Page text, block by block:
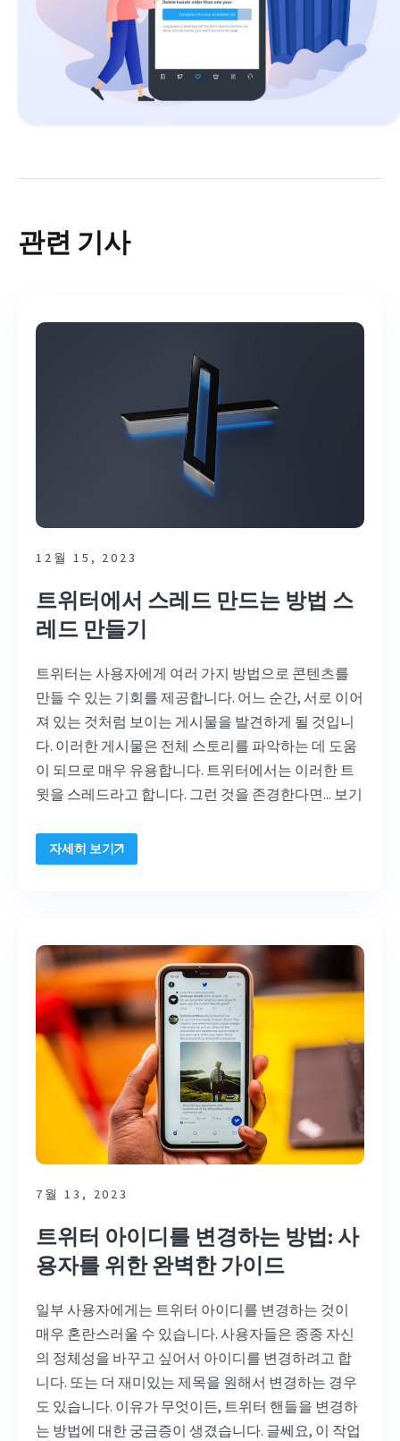
관련 기사
12월 15, 2023
트위터에서 스레드 만드는 방법 스
레드 만들기
트위터는 사용자에게 여러 가지 방법으로 콘텐츠를
만들 수 있는 기회를 제공합니다. 어느 순간, 서로 이어
져 있는 것처럼 보이는 게시물을 발견하게 될 것입니
다. 이러한 게시물은 전체 스토리를 파악하는 데 도움
이 되므로 매우 유용합니다. 트위터에서는 이러한 트
윗을 스레드라고 합니다. 그런 것을 존경한다면... 보기
자세히 보기
7월 13, 2023
트위터 아이디를 변경하는 방법: 사
용자를 위한 완벽한 가이드
일부 사용자에게는 트위터 아이디를 변경하는 것이
매우 혼란스러울 수 있습니다. 사용자들은 종종 자신
의 정체성을 바꾸고 싶어서 아이디를 변경하려고 합
니다. 또는 더 재미있는 제목을 원해서 변경하는 경우
도 있습니다. 이유가 무엇이든, 트위터 핸들을 변경하
는 방법에 대한 궁금증이 생겼습니다. 글쎄요, 이 작업